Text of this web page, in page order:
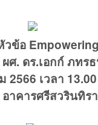
วข้อ
ศ. ดร.เอกก์ ภทร
2566 เวลา
คารศรีสวรินทิร